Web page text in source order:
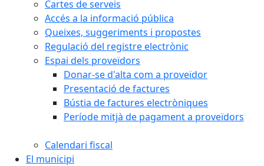
Cartes de serveis
Accés a la informació pública
Queixes, suggeriments i propostes
Regulació del registre electrònic
Espai dels proveïdors
Donar-se d'alta com a proveïdor
Presentació de factures
Bústia de factures electròniques
Període mitjà de pagament a proveïdors
Calendari fiscal
El municipi